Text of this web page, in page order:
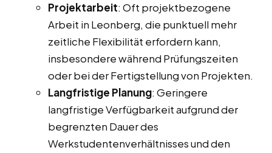
Projektarbeit: Oft projektbezogene
Arbeit in Leonberg, die punktuell mehr
zeitliche Flexibilität erfordern kann,
insbesondere während Prüfungszeiten
oder bei der Fertigstellung von Projekten.
Langfristige Planung: Geringere
langfristige Verfügbarkeit aufgrund der
begrenzten Dauer des
Werkstudentenverhältnisses und den